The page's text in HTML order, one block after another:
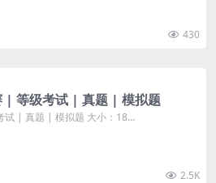
430
| 等级考试 | 真题 | 模拟题
| 真题 | 模拟题 大小：18...
2.5K